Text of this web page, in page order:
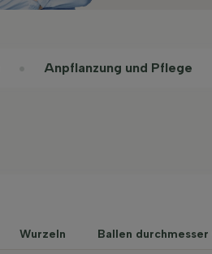
Anpflanzung und Pflege
Wurzeln Ballen